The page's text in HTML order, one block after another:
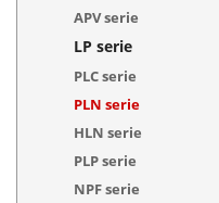
APV serie
LP serie
PLC serie
PLN serie
HLN serie
PLP serie
NPF serie